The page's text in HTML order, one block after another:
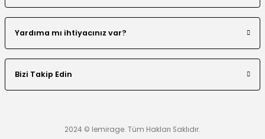
Renk Bloklu Şerit Taş Detaylı Abaya
Yardıma mı ihtiyacınız var?
Bizi Takip Edin
2024 © lemirage. Tüm Hakları Saklıdır.